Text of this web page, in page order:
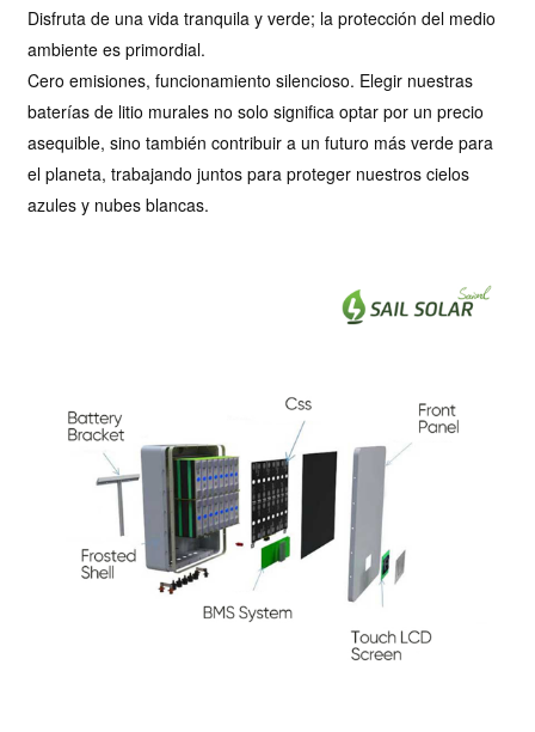
Disfruta de una vida tranquila y verde; la protección del medio
ambiente es primordial.
Cero emisiones, funcionamiento silencioso. Elegir nuestras
baterías de litio murales no solo significa optar por un precio
asequible, sino también contribuir a un futuro más verde para
el planeta, trabajando juntos para proteger nuestros cielos
azules y nubes blancas.